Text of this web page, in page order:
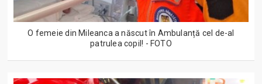
O femeie din Mileanca a născut în Ambulanță cel de-al
patrulea copil! - FOTO